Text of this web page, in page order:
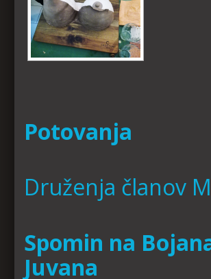
Potovanja
Druženja članov
Spomin na
Juvana